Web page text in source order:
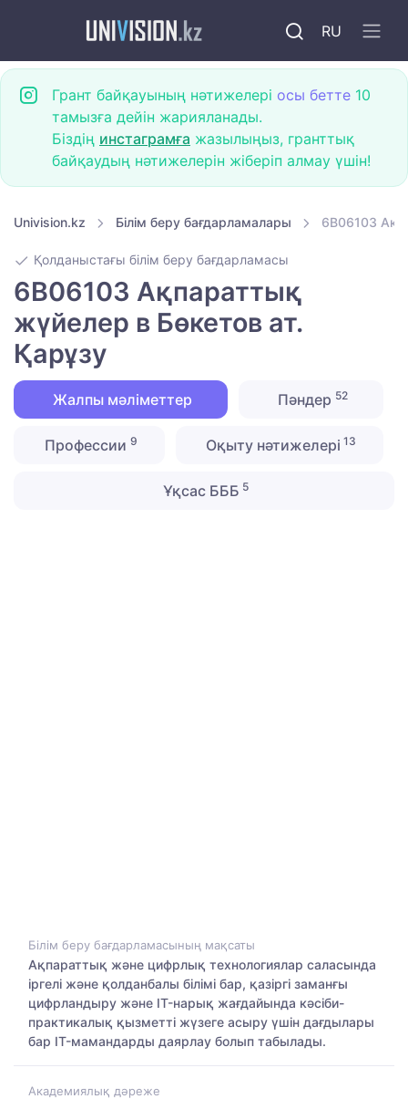
RU
Грант байқауының нәтижелері осы бетте 10
тамызға дейін жарияланады.
Біздің инстаграмға жазылыңыз, гранттық
байқаудың нәтижелерін жіберіп алмау үшін!
Univision.kz Білім беру бағдарламалары 6B06103
Қолданыстағы білім беру бағдарламасы
6B06103 Ақпараттық
жүйелер в Бөкетов ат.
Қарұзу
Жалпы мәліметтер Пәндер 52
Профессии 9 Оқыту нәтижелері 13
Ұқсас БББ 5
Білім беру бағдарламасының мақсаты
Ақпараттық және цифрлық технологиялар саласында
іргелі және қолданбалы білімі бар, қазіргі заманғы
цифрландыру және IT-нарық жағдайында кәсіби-
практикалық қызметті жүзеге асыру үшін дағдылары
бар IT-мамандарды даярлау болып табылады.
Академиялық дәреже